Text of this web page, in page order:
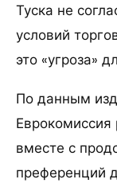
Туска не
условий
это «угроза»
По данным
вместе с
преференций